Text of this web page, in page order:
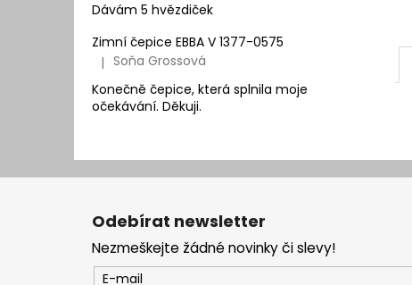
Dávám 5 hvězdiček
Zimní čepice EBBA V 1377-0575
Hodnocení produktu je 5 z 5 hvězdiček.
| Soňa Grossová
Konečně čepice, která splnila moje
očekávání. Děkuji.
Z
Odebírat newsletter
Nezmeškejte žádné novinky či slevy!
E-mail